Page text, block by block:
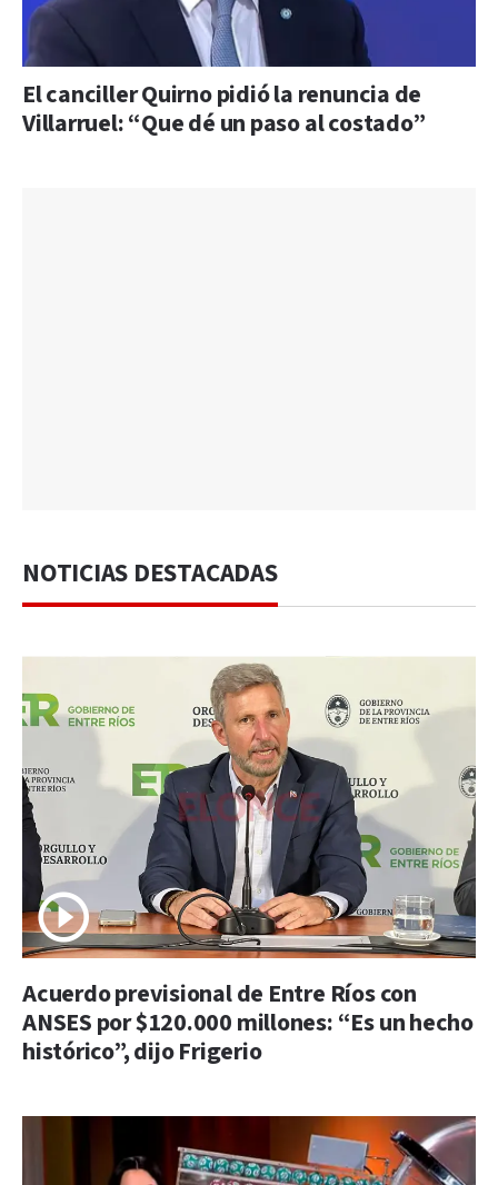
El canciller Quirno pidió la renuncia de
Villarruel: “Que dé un paso al costado”
NOTICIAS DESTACADAS
Acuerdo previsional de Entre Ríos con
ANSES por $120.000 millones: “Es un hecho
histórico”, dijo Frigerio